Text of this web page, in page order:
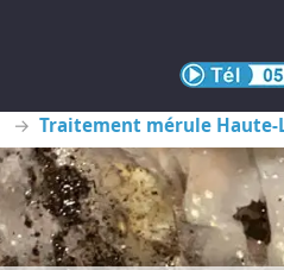
Traitement mérule Haute-